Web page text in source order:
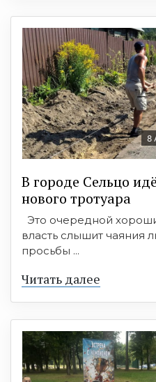
8
В городе Сельцо
нового тротуара
Это очередной
власть слышит чаяния
просьбы ...
Читать далее